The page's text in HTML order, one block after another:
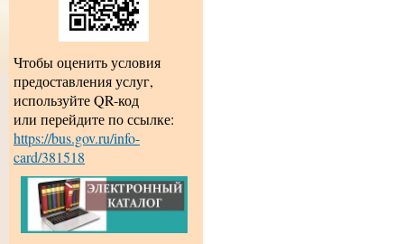
Чтобы оценить условия
предоставления услуг,
используйте QR-код
или перейдите по ссылке:
https://bus.gov.ru/info-
card/381518